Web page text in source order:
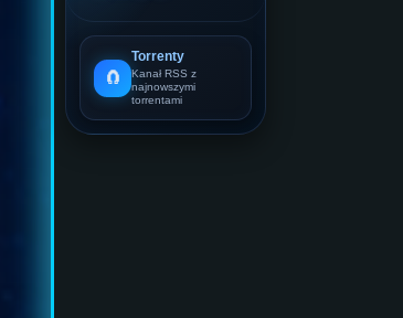
🧲
Torrenty
Kanał RSS z
najnowszymi
torrentami